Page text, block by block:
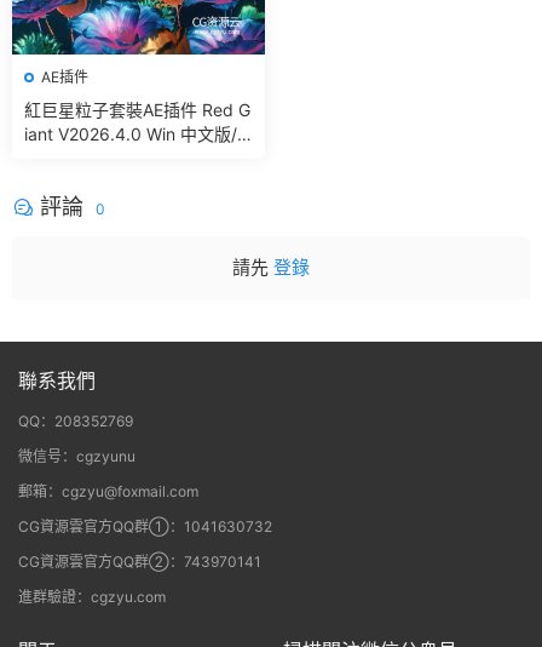
AE插件
紅巨星粒子套裝AE插件 Red G
iant V2026.4.0 Win 中文版/
評論 0
請先 登錄
聯系我們
QQ：208352769
微信号：cgzyunu
郵箱：cgzyu@foxmail.com
CG資源雲官方QQ群①：1041630732
CG資源雲官方QQ群②：743970141
進群驗證：cgzyu.com